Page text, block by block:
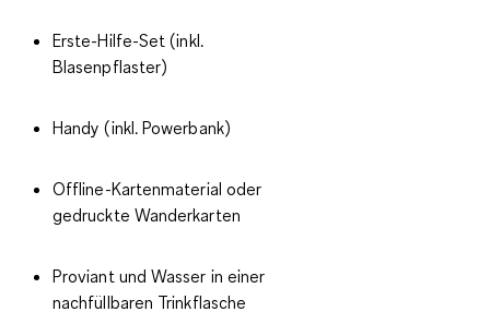
Erste-Hilfe-Set (inkl.
Blasenpflaster)
Handy (inkl. Powerbank)
Offline-Kartenmaterial oder
gedruckte Wanderkarten
Proviant und Wasser in einer
nachfüllbaren Trinkflasche